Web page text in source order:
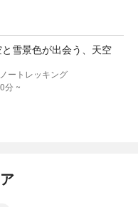
と雪景色が出会う、天空
ートレッキング
分 ~